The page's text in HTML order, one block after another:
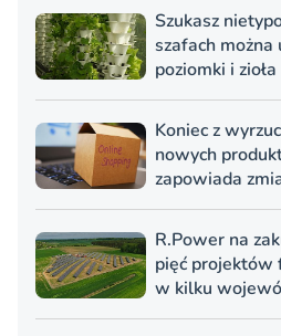
Szukasz
szafach
poziomki i zioła
Koniec z
nowych
zapowiada
R.Power na
pięć
w kilku